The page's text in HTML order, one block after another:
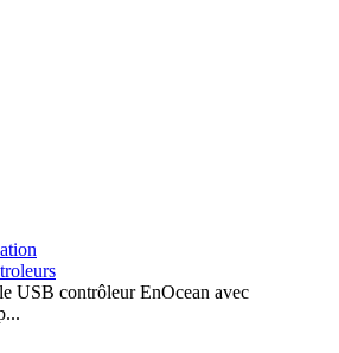
USB contrôleur EnOcean avec